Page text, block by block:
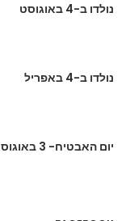
נולדו ב-4 באוגוסט
נולדו ב-4 באפריל
יום האבטיח- 3 באוגוסט